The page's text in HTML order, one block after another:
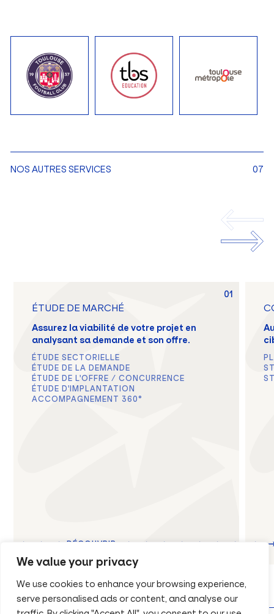
We value your privacy
We use cookies to enhance your browsing experience,
serve personalised ads or content, and analyse our
EN FR
NOS AUTRES SERVICES 07
01
ÉTUDE DE MARCHÉ
Assurez la viabilité de votre projet en
analysant sa demande et son offre.
ÉTUDE SECTORIELLE
ÉTUDE DE LA DEMANDE
ÉTUDE DE L'OFFRE / CONCURRENCE
ÉTUDE D'IMPLANTATION
ACCOMPAGNEMENT 360°
DÉCOUVRIR